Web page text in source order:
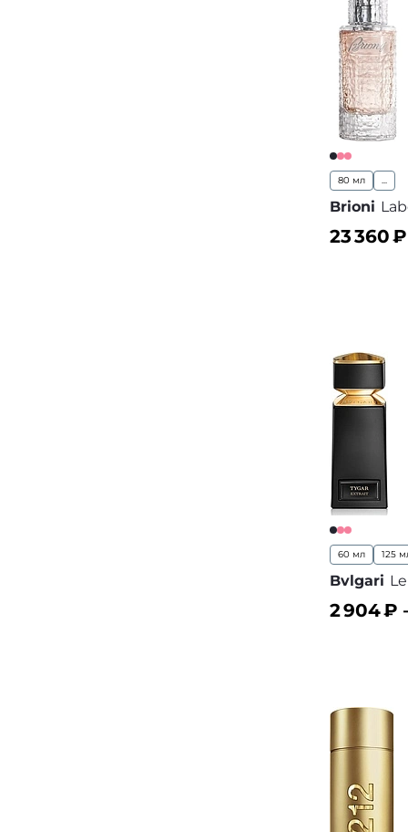
80 мл ...
Brioni
23 360
60 мл 125
Bvlgari
2 904₽